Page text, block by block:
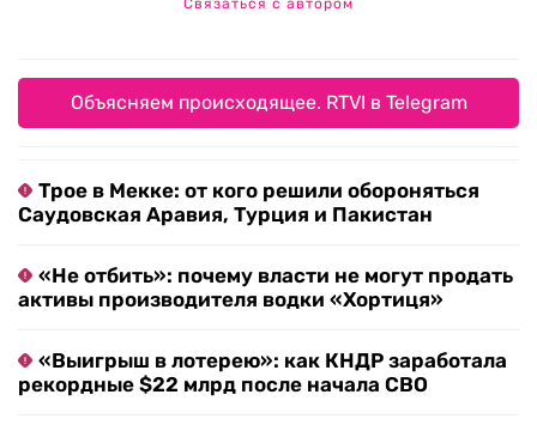
Объясняем происходящее. RTVI в Telegram
Трое в Мекке: от кого решили обороняться
Саудовская Аравия, Турция и Пакистан
«Не отбить»: почему власти не могут продать
активы производителя водки «Хортиця»
«Выигрыш в лотерею»: как КНДР заработала
рекордные $22 млрд после начала СВО